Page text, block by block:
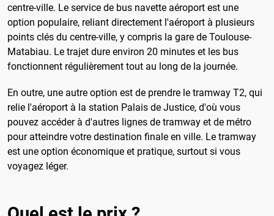
centre-ville. Le service de bus navette aéroport est une
option populaire, reliant directement l'aéroport à plusieurs
points clés du centre-ville, y compris la gare de Toulouse-
Matabiau. Le trajet dure environ 20 minutes et les bus
fonctionnent régulièrement tout au long de la journée.
En outre, une autre option est de prendre le tramway T2, qui
relie l'aéroport à la station Palais de Justice, d'où vous
pouvez accéder à d'autres lignes de tramway et de métro
pour atteindre votre destination finale en ville. Le tramway
est une option économique et pratique, surtout si vous
voyagez léger.